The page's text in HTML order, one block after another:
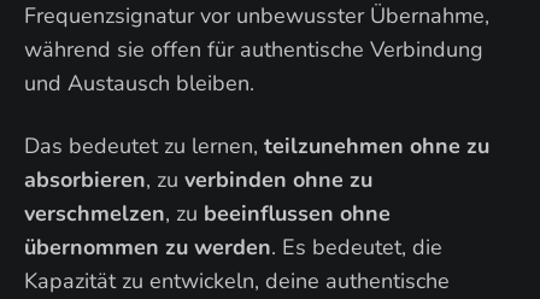
Frequenzsignatur vor unbewusster Übernahme,
während sie offen für authentische Verbindung
und Austausch bleiben.
Das bedeutet zu lernen, teilzunehmen ohne zu
absorbieren, zu verbinden ohne zu
verschmelzen, zu beeinflussen ohne
übernommen zu werden. Es bedeutet, die
Kapazität zu entwickeln, deine authentische